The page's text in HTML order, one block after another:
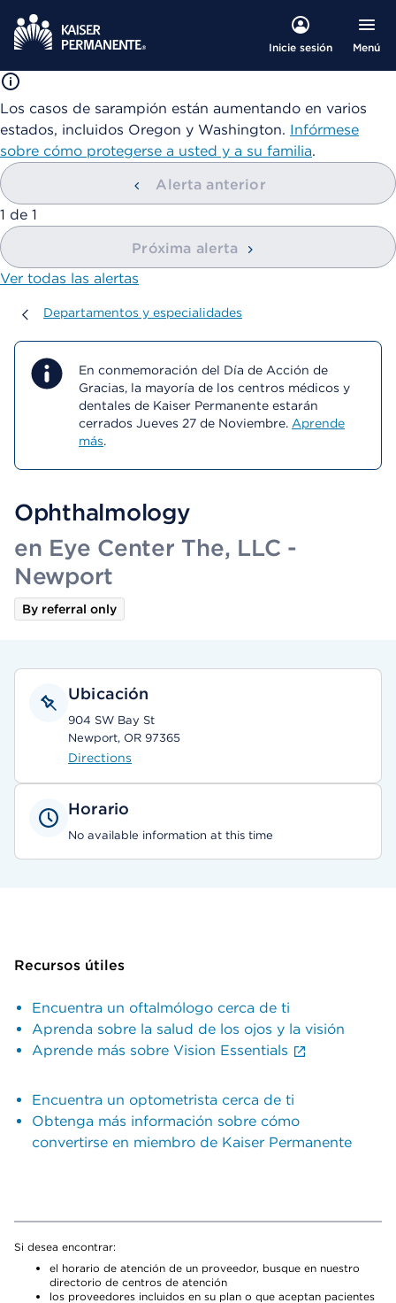
Inicie sesión Menú
Los casos de sarampión están aumentando en varios
estados, incluidos Oregon y Washington. Infórmese
sobre cómo protegerse a usted y a su familia.
Alerta anterior
mostrando
1 de 1
Próxima alerta
Ver todas las alertas
Departamentos y especialidades
Departamentos y especialidades
En conmemoración del Día de Acción de
Gracias, la mayoría de los centros médicos y
dentales de Kaiser Permanente estarán
cerrados Jueves 27 de Noviembre. Aprende
más.
Ophthalmology
en Eye Center The, LLC -
Newport
By referral only
Ubicación
904 SW Bay St
Newport, OR 97365
Directions
Horario
No available information at this time
Recursos útiles
Encuentra un oftalmólogo cerca de ti
Aprenda sobre la salud de los ojos y la visión
Aprende más sobre Vision Essentials
Encuentra un optometrista cerca de ti
Obtenga más información sobre cómo
convertirse en miembro de Kaiser Permanente
Si desea encontrar:
el horario de atención de un proveedor, busque en nuestro
directorio de centros de atención
los proveedores incluidos en su plan o que aceptan pacientes